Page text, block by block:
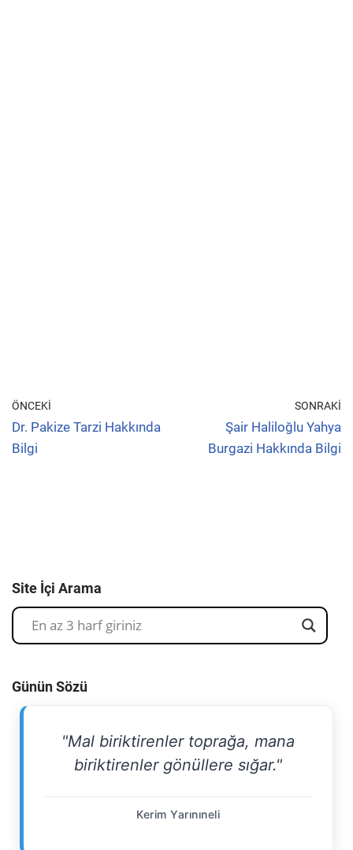
ÖNCEKI
Dr. Pakize Tarzi Hakkında
Bilgi
SONRAKI
Şair Haliloğlu Yahya
Burgazi Hakkında Bilgi
Site İçi Arama
Günün Sözü
"Mal biriktirenler toprağa, mana
biriktirenler gönüllere sığar."
Kerim Yarınıneli